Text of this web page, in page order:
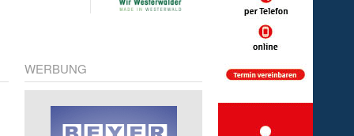
WERBUNG